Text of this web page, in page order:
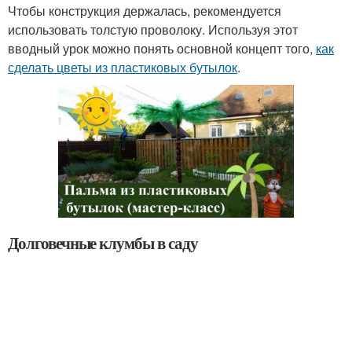
Чтобы конструкция держалась, рекомендуется
использовать толстую проволоку. Используя этот
вводный урок можно понять основной концепт того, как
сделать цветы из пластиковых бутылок.
Долговечные клумбы в саду